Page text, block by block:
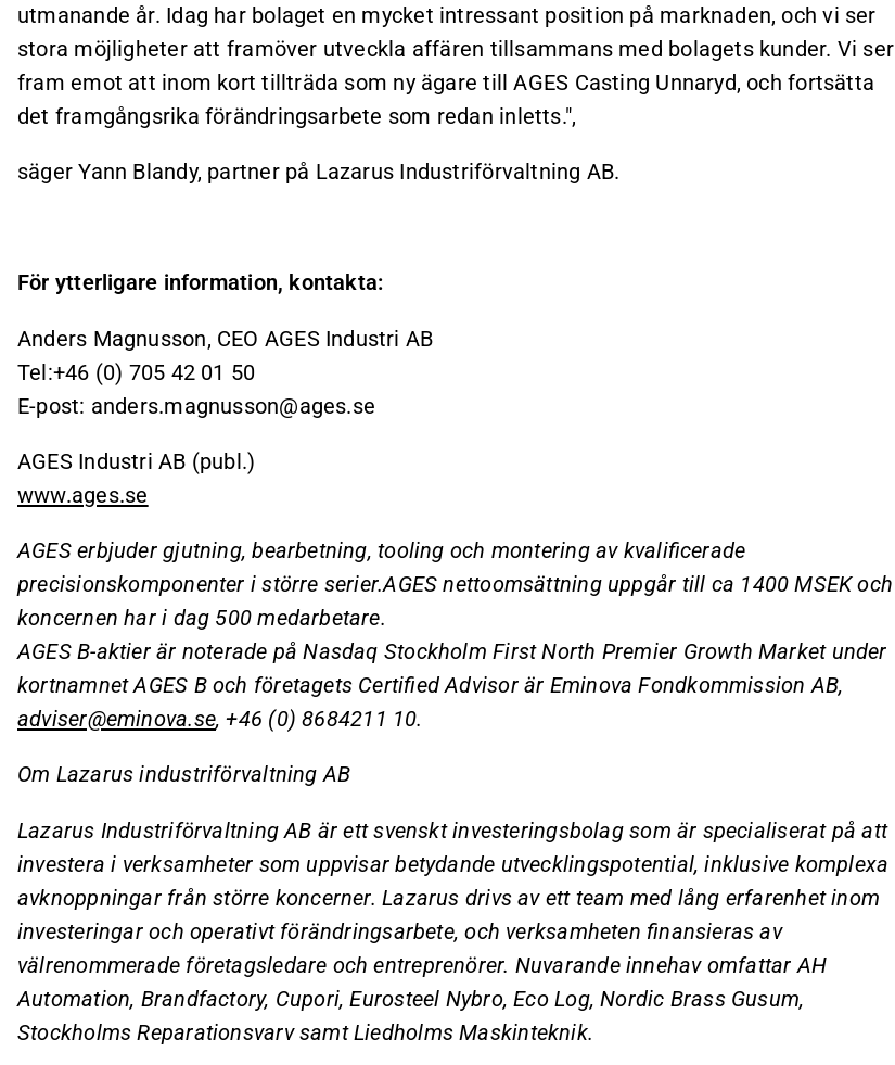
utmanande år. Idag har bolaget en mycket intressant position på marknaden, och vi ser
stora möjligheter att framöver utveckla affären tillsammans med bolagets kunder. Vi ser
fram emot att inom kort tillträda som ny ägare till AGES Casting Unnaryd, och fortsätta
det framgångsrika förändringsarbete som redan inletts.",
säger Yann Blandy, partner på Lazarus Industriförvaltning AB.
För ytterligare information, kontakta:
Anders Magnusson, CEO AGES Industri AB
Tel:+46 (0) 705 42 01 50
E-post: anders.magnusson@ages.se
AGES Industri AB (publ.)
www.ages.se
AGES erbjuder gjutning, bearbetning, tooling och montering av kvalificerade
precisionskomponenter i större serier.AGES nettoomsättning uppgår till ca 1400 MSEK och
koncernen har i dag 500 medarbetare.
AGES B-aktier är noterade på Nasdaq Stockholm First North Premier Growth Market under
kortnamnet AGES B och företagets Certified Advisor är Eminova Fondkommission AB,
adviser@eminova.se,+46 (0) 8684211 10.
Om Lazarus industriförvaltning AB
Lazarus Industriförvaltning AB är ett svenskt investeringsbolag som är specialiserat på att
investera i verksamheter som uppvisar betydande utvecklingspotential, inklusive komplexa
avknoppningar från större koncerner. Lazarus drivs av ett team med lång erfarenhet inom
investeringar och operativt förändringsarbete, och verksamheten finansieras av
välrenommerade företagsledare och entreprenörer. Nuvarande innehav omfattar AH
Automation, Brandfactory, Cupori, Eurosteel Nybro, Eco Log, Nordic Brass Gusum,
Stockholms Reparationsvarv samt Liedholms Maskinteknik.